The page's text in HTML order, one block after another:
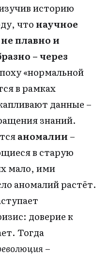
историю
что научное
плавно и
– через
«нормальной
в рамках
данные –
знаний.
аномалии –
в старую
мало, ими
аномалий растёт.
доверие к
Тогда
–